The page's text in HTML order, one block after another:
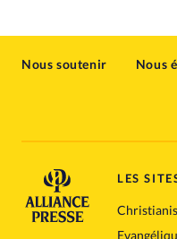
Nous soutenir Nous
LES